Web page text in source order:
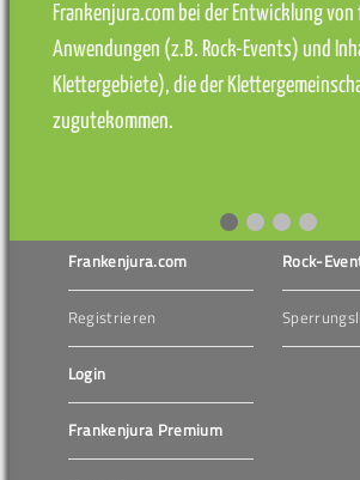
Frankenjura.com bei der Entwicklung von
Anwendungen (z.B. Rock-Events) und
Klettergebiete), die der
zugutekommen.
Frankenjura.com
Registrieren
Login
Frankenjura Premium
Rock-